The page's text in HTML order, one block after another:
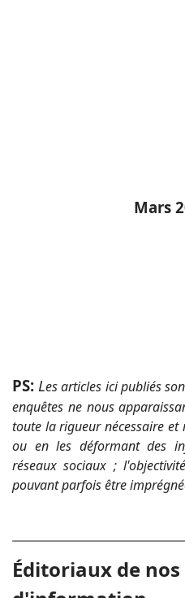
Mars
PS: Les articles ici publiés
enquêtes ne nous
toute la rigueur nécessaire
ou en les déformant des
réseaux sociaux ;
pouvant parfois être
Éditoriaux de